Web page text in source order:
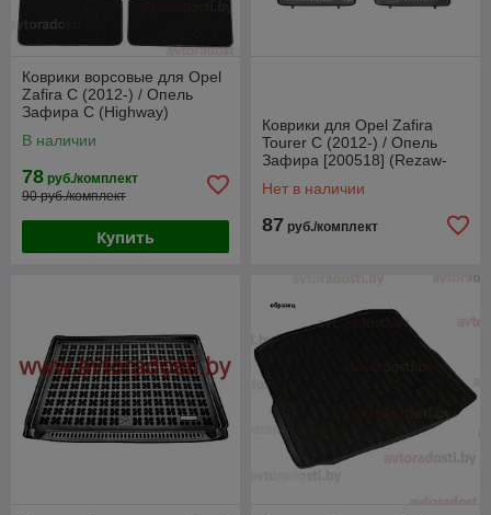
Коврики ворсовые для Opel
Zafira C (2012-) / Опель
Зафира С (Highway)
В наличии
78 руб./комплект
90 руб./комплект
Купить
Коврики для Opel Zafira
Tourer C (2012-) / Опель
Зафира [200518] (Rezaw-
Нет в наличии
87 руб./комплект